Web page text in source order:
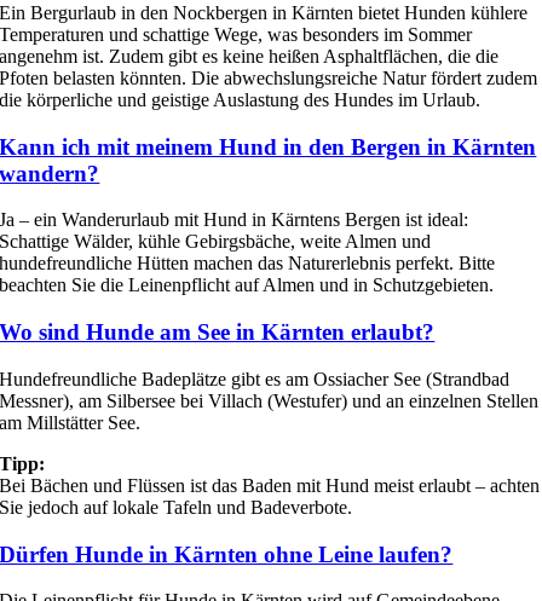
Ein Bergurlaub in den Nockbergen in Kärnten bietet Hunden kühlere
Temperaturen und schattige Wege, was besonders im Sommer
angenehm ist. Zudem gibt es keine heißen Asphaltflächen, die die
Pfoten belasten könnten. Die abwechslungsreiche Natur fördert zudem
die körperliche und geistige Auslastung des Hundes im Urlaub.
Kann ich mit meinem Hund in den Bergen in Kärnten
wandern?
Ja – ein Wanderurlaub mit Hund in Kärntens Bergen ist ideal:
Schattige Wälder, kühle Gebirgsbäche, weite Almen und
hundefreundliche Hütten machen das Naturerlebnis perfekt. Bitte
beachten Sie die Leinenpflicht auf Almen und in Schutzgebieten.
Wo sind Hunde am See in Kärnten erlaubt?
Hundefreundliche Badeplätze gibt es am Ossiacher See (Strandbad
Messner), am Silbersee bei Villach (Westufer) und an einzelnen Stellen
am Millstätter See.
Tipp:
Bei Bächen und Flüssen ist das Baden mit Hund meist erlaubt – achten
Sie jedoch auf lokale Tafeln und Badeverbote.
Dürfen Hunde in Kärnten ohne Leine laufen?